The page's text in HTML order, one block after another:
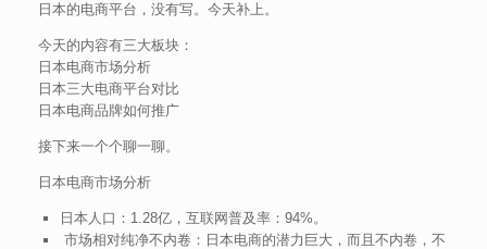
日本的电商平台，没有写。今天补上。
今天的内容有三大板块：
日本电商市场分析
日本三大电商平台对比
日本电商品牌如何推广
接下来一个个聊一聊。
日本电商市场分析
日本人口：1.28亿，互联网普及率：94%。
市场相对纯净不内卷：日本电商的潜力巨大，而且不内卷，不